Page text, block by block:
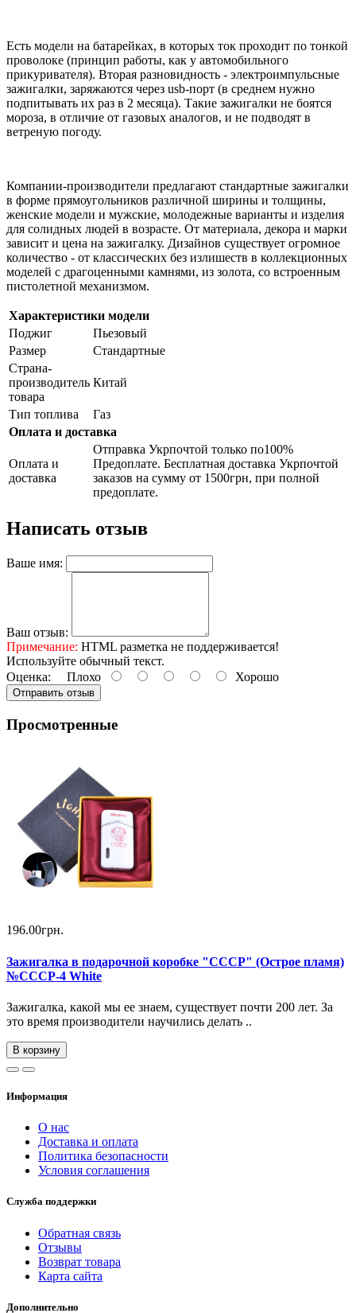
Есть модели на батарейках, в которых ток проходит по тонкой
проволоке (принцип работы, как у автомобильного
прикуривателя). Вторая разновидность - электроимпульсные
зажигалки, заряжаются через usb-порт (в среднем нужно
подпитывать их раз в 2 месяца). Такие зажигалки не боятся
мороза, в отличие от газовых аналогов, и не подводят в
ветреную погоду.
Компании-производители предлагают стандартные зажигалки
в форме прямоугольников различной ширины и толщины,
женские модели и мужские, молодежные варианты и изделия
для солидных людей в возрасте. От материала, декора и марки
зависит и цена на зажигалку. Дизайнов существует огромное
количество - от классических без излишеств в коллекционных
моделей с драгоценными камнями, из золота, со встроенным
пистолетной механизмом.
Характеристики модели
Поджиг
Пьезовый
Размер
Стандартные
Страна-
производитель
товара
Китай
Тип топлива
Газ
Оплата и доставка
Оплата и
доставка
Отправка Укрпочтой только по100%
Предоплате. Бесплатная доставка Укрпочтой
заказов на сумму от 1500грн, при полной
предоплате.
Написать отзыв
Ваше имя:
Ваш отзыв:
Примечание: HTML разметка не поддерживается!
Используйте обычный текст.
Оценка: Плохо Хорошо
Отправить отзыв
Просмотренные
196.00грн.
Зажигалка в подарочной коробке "СССР" (Острое пламя)
№СССР-4 White
Зажигалка, какой мы ее знаем, существует почти 200 лет. За
это время производители научились делать ..
В корзину
Информация
О нас
Доставка и оплата
Политика безопасности
Условия соглашения
Служба поддержки
Обратная связь
Отзывы
Возврат товара
Карта сайта
Дополнительно